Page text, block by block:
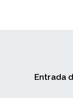
Entrada